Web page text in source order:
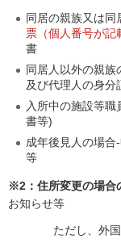
同居の親族又は同
票（個人番号が記
書
同居人以外の親族
及び代理人の身分
入所中の施設等
書等)
成年後見人の場合
等
※2：住所変更の場合
お知らせ等
ただし、外